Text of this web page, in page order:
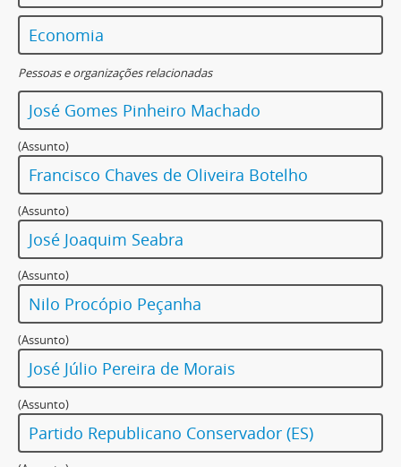
Economia
Pessoas e organizações relacionadas
José Gomes Pinheiro Machado
(Assunto)
Francisco Chaves de Oliveira Botelho
(Assunto)
José Joaquim Seabra
(Assunto)
Nilo Procópio Peçanha
(Assunto)
José Júlio Pereira de Morais
(Assunto)
Partido Republicano Conservador (ES)